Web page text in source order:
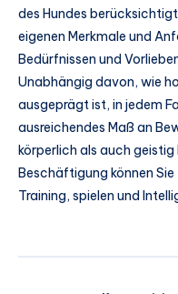
des Hundes
eigenen Merkmale und
Bedürfnissen und
Unabhängig davon, wie
ausgeprägt ist, in jedem
ausreichendes Maß an
körperlich als auch
Beschäftigung können
Training, spielen und